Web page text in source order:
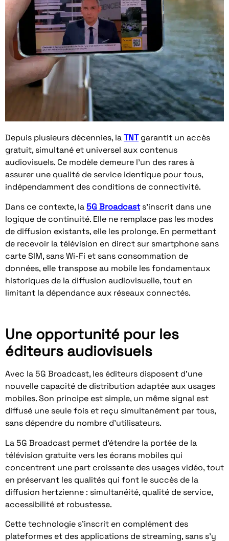
Depuis plusieurs décennies, laTNTgarantit un accès
gratuit, simultané et universel aux contenus
audiovisuels. Ce modèle demeure l’un des rares à
assurer une qualité de service identique pour tous,
indépendamment des conditions de connectivité.
Dans ce contexte, la5G Broadcasts’inscrit dans une
logique de continuité. Elle ne remplace pas les modes
de diffusion existants, elle les prolonge. En permettant
de recevoir la télévision en direct sur smartphone sans
carte SIM, sans Wi-Fi et sans consommation de
données, elle transpose au mobile les fondamentaux
historiques de la diffusion audiovisuelle, tout en
limitant la dépendance aux réseaux connectés.
Une opportunité pour les
éditeurs audiovisuels
Avec la 5G Broadcast, les éditeurs disposent d’une
nouvelle capacité de distribution adaptée aux usages
mobiles. Son principe est simple, un même signal est
diffusé une seule fois et reçu simultanément par tous,
sans dépendre du nombre d’utilisateurs.
La 5G Broadcast permet d’étendre la portée de la
télévision gratuite vers les écrans mobiles qui
concentrent une part croissante des usages vidéo, tout
en préservant les qualités qui font le succès de la
diffusion hertzienne : simultanéité, qualité de service,
accessibilité et robustesse.
Cette technologie s’inscrit en complément des
plateformes et des applications de streaming, sans s’y